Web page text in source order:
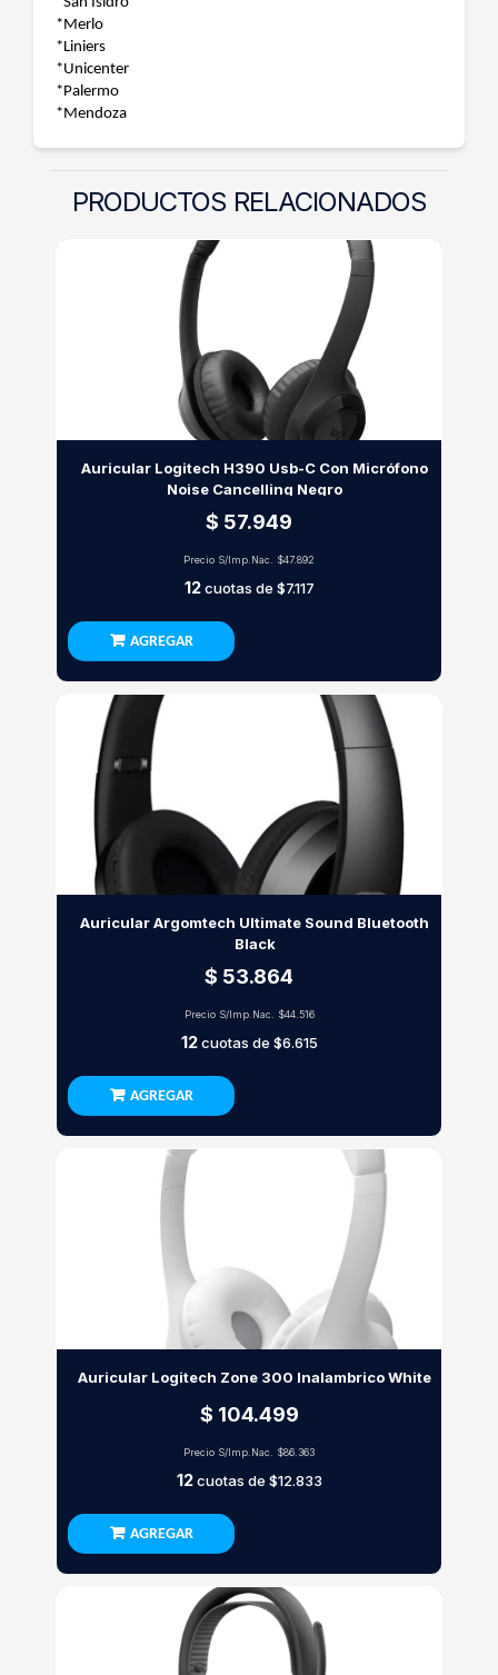
*Merlo
*Liniers
*Unicenter
*Palermo
*Mendoza
PRODUCTOS RELACIONADOS
Auricular Logitech H390 Usb-C Con Micrófono
Noise Cancelling Negro
$ 57.949
Precio S/Imp.Nac. $47.892
12cuotas de $7.117
AGREGAR
Auricular Argomtech Ultimate Sound Bluetooth
Black
$ 53.864
Precio S/Imp.Nac. $44.516
12cuotas de $6.615
AGREGAR
Auricular Logitech Zone 300 Inalambrico White
$ 104.499
Precio S/Imp.Nac. $86.363
12cuotas de $12.833
AGREGAR